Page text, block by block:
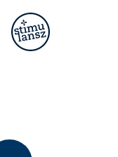
Ut elit tellus, luctus
dapibus leo.